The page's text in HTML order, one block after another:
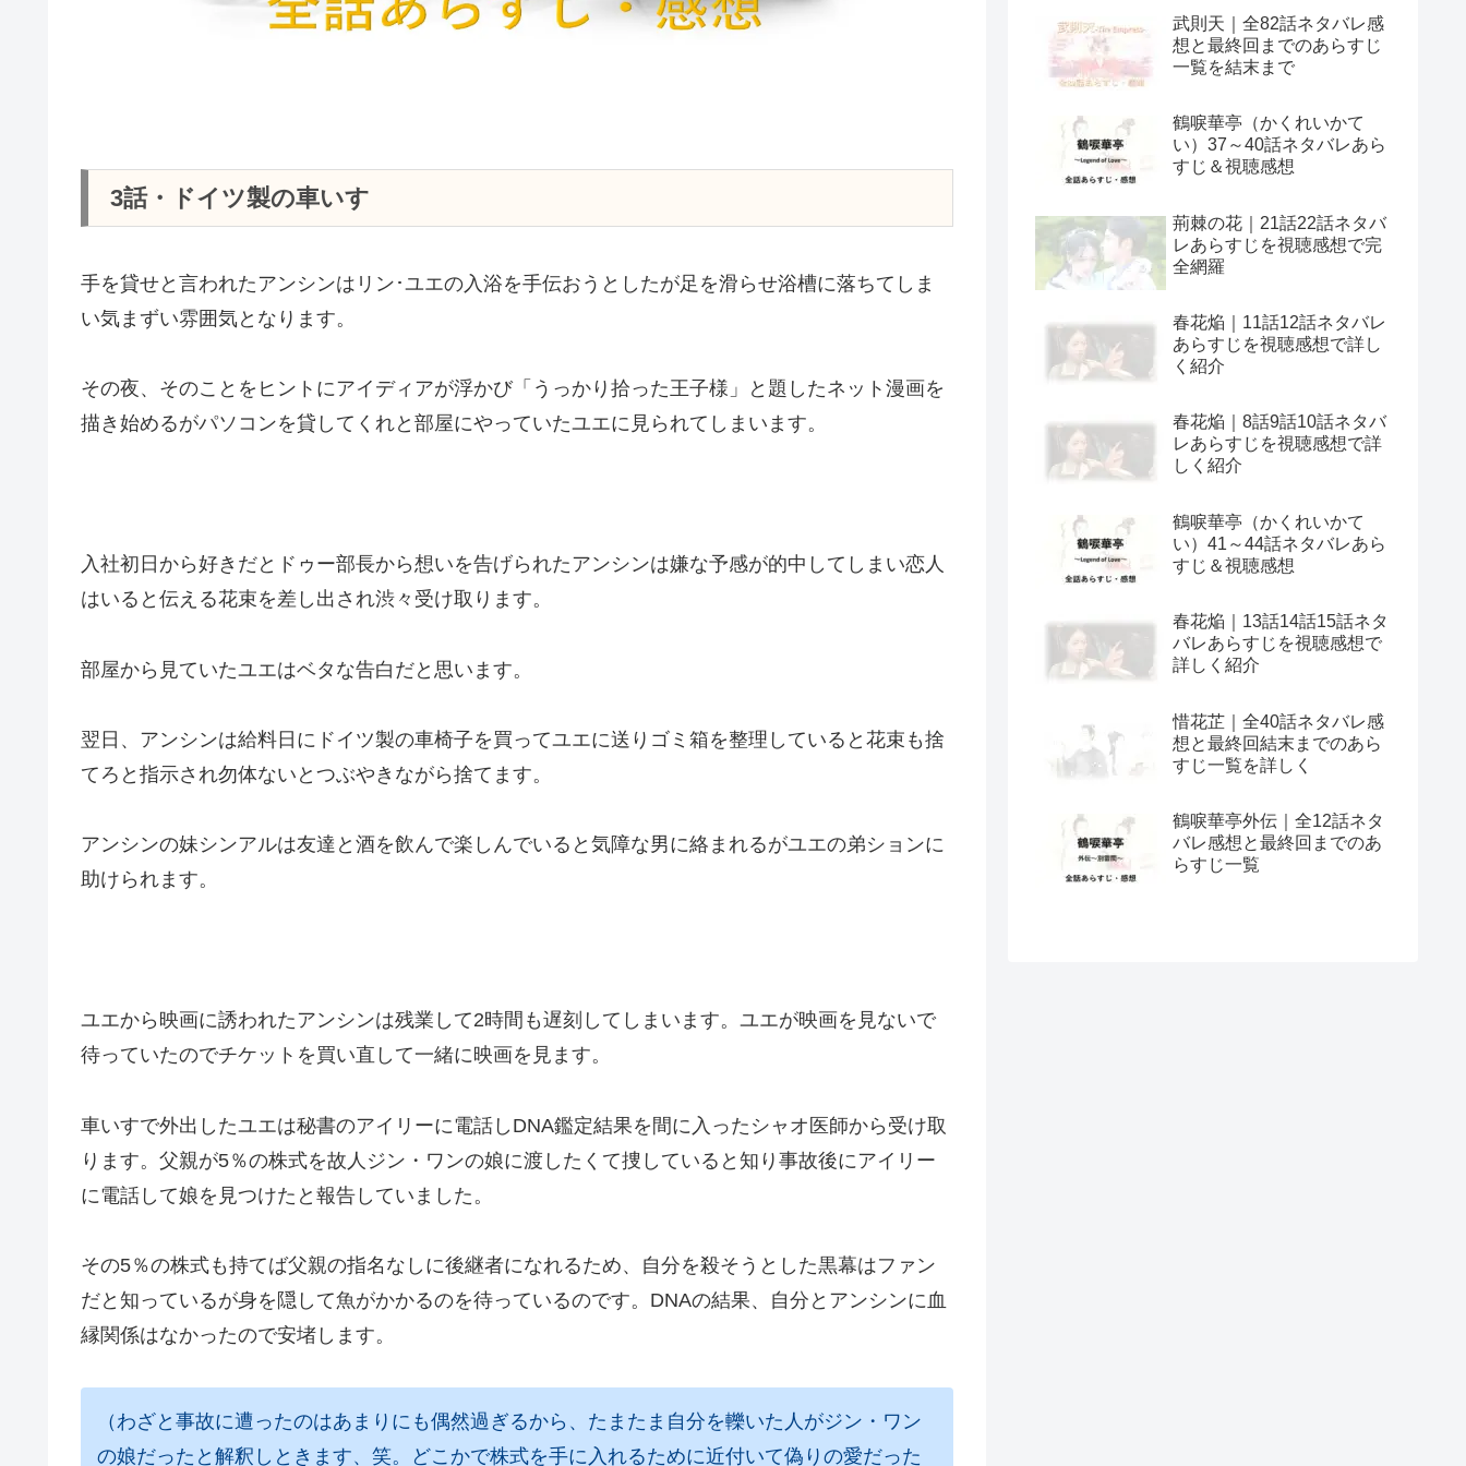
3話・ドイツ製の車いす
手を貸せと言われたアンシンはリン･ユエの入浴を手伝おうとしたが足を滑らせ浴槽に落ちてしま
い気まずい雰囲気となります。
その夜、そのことをヒントにアイディアが浮かび「うっかり拾った王子様」と題したネット漫画を
描き始めるがパソコンを貸してくれと部屋にやっていたユエに見られてしまいます。
入社初日から好きだとドゥー部長から想いを告げられたアンシンは嫌な予感が的中してしまい恋人
はいると伝える花束を差し出され渋々受け取ります。
部屋から見ていたユエはベタな告白だと思います。
翌日、アンシンは給料日にドイツ製の車椅子を買ってユエに送りゴミ箱を整理していると花束も捨
てろと指示され勿体ないとつぶやきながら捨てます。
アンシンの妹シンアルは友達と酒を飲んで楽しんでいると気障な男に絡まれるがユエの弟ションに
助けられます。
ユエから映画に誘われたアンシンは残業して2時間も遅刻してしまいます。ユエが映画を見ないで
待っていたのでチケットを買い直して一緒に映画を見ます。
車いすで外出したユエは秘書のアイリーに電話しDNA鑑定結果を間に入ったシャオ医師から受け取
ります。父親が5％の株式を故人ジン・ワンの娘に渡したくて捜していると知り事故後にアイリー
に電話して娘を見つけたと報告していました。
その5％の株式も持てば父親の指名なしに後継者になれるため、自分を殺そうとした黒幕はファン
だと知っているが身を隠して魚がかかるのを待っているのです。DNAの結果、自分とアンシンに血
縁関係はなかったので安堵します。
（わざと事故に遭ったのはあまりにも偶然過ぎるから、たまたま自分を轢いた人がジン・ワン
の娘だったと解釈しときます、笑。どこかで株式を手に入れるために近付いて偽りの愛だった
武則天｜全82話ネタバレ感
想と最終回までのあらすじ
一覧を結末まで
鶴唳華亭（かくれいかて
い）37～40話ネタバレあら
すじ＆視聴感想
荊棘の花｜21話22話ネタバ
レあらすじを視聴感想で完
全網羅
春花焔｜11話12話ネタバレ
あらすじを視聴感想で詳し
く紹介
春花焔｜8話9話10話ネタバ
レあらすじを視聴感想で詳
しく紹介
鶴唳華亭（かくれいかて
い）41～44話ネタバレあら
すじ＆視聴感想
春花焔｜13話14話15話ネタ
バレあらすじを視聴感想で
詳しく紹介
惜花芷｜全40話ネタバレ感
想と最終回結末までのあら
すじ一覧を詳しく
鶴唳華亭外伝｜全12話ネタ
バレ感想と最終回までのあ
らすじ一覧